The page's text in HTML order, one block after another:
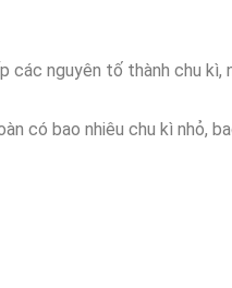
các nguyên tố thành chu kì,
có bao nhiêu chu kì nhỏ,